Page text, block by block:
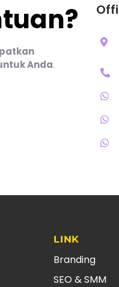
Anda.
LINK
Branding
SEO & SMM